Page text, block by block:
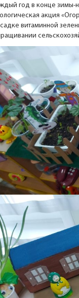
год в конце зимы-
акция
витаминной